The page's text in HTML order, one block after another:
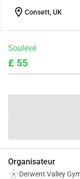
location_on Consett, UK
Soulevé
£ 55
Organisateur
Derwent Valley